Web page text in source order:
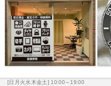
[日月火水木金土] 10:00～19:00